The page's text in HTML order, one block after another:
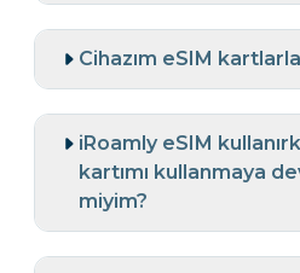
Cihazım eSIM
iRoamly eSIM
kartımı kullanmaya
miyim?